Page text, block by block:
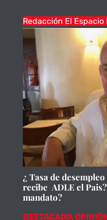
Redacción El Espacio
¿ Tasa de
recibe ADLE el
mandato?
DESTACADO,